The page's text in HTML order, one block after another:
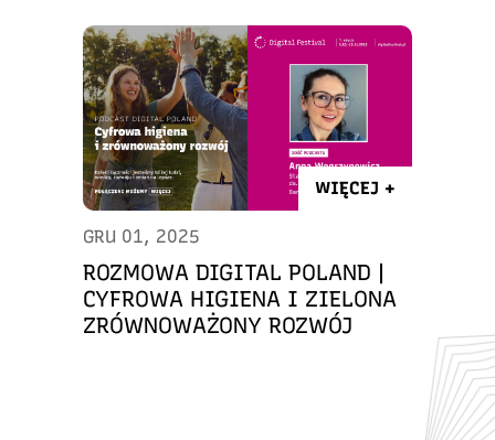
WIĘCEJ +
GRU 01, 2025
ROZMOWA DIGITAL POLAND |
CYFROWA HIGIENA I ZIELONA
ZRÓWNOWAŻONY ROZWÓJ